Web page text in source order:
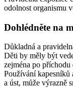
odolnost organismu
Dohlédněte na
Důkladná a
Děti by měly být
zejména po
Používání kapesníků
a úst, může výrazně